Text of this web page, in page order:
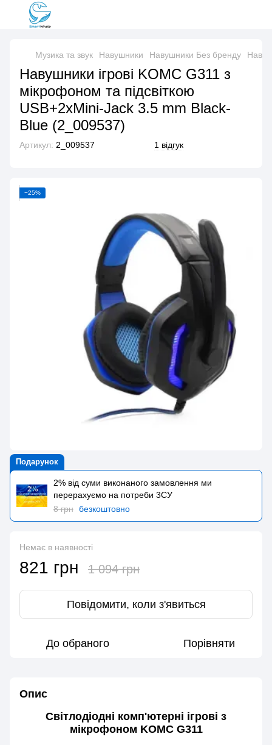
Музика та звук Навушники Навушники Без бренду
Навушники ігрові KOMC G311 з
мікрофоном та підсвіткою
USB+2xMini-Jack 3.5 mm Black-
Blue (2_009537)
Артикул: 2_009537 1 відгук
−25%
Подарунок
2% від суми виконаного замовлення ми
перерахуємо на потреби 3CУ
8 грн безкоштовно
Немає в наявності
821 грн 1 094 грн
Повідомити, коли з'явиться
До обраного Порівняти
Опис
Світлодіодні комп'ютерні ігрові з
мікрофоном KOMC G311